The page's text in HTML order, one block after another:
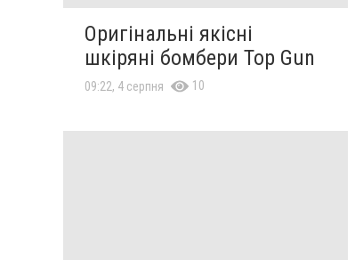
Оригінальні якісні
шкіряні бомбери Top Gun
09:22, 4 серпня 10